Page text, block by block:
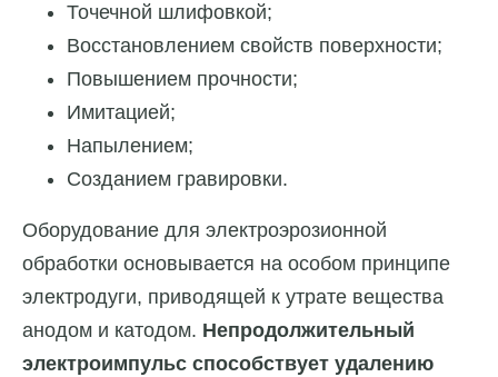
Точечной шлифовкой;
Восстановлением свойств поверхности;
Повышением прочности;
Имитацией;
Напылением;
Созданием гравировки.
Оборудование для электроэрозионной
обработки основывается на особом принципе
электродуги, приводящей к утрате вещества
анодом и катодом. Непродолжительный
электроимпульс способствует удалению